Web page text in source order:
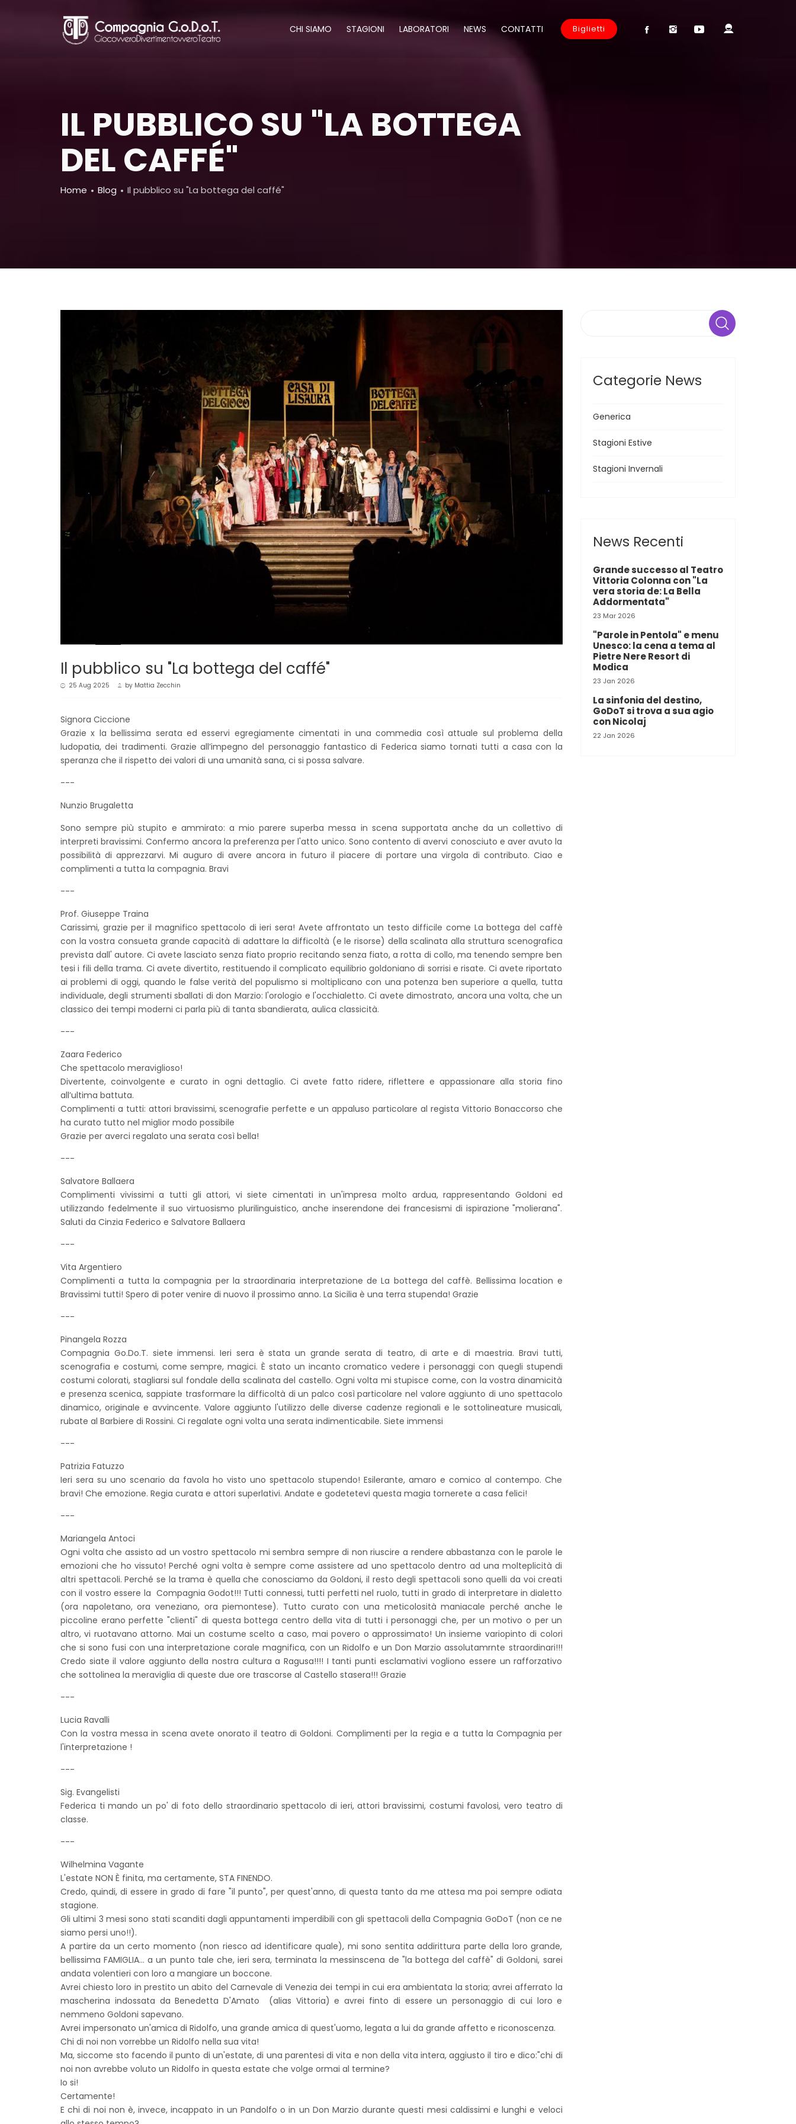
CHI SIAMO STAGIONI LABORATORI NEWS CONTATTI Biglietti
IL PUBBLICO SU "LA BOTTEGA
DEL CAFFÉ"
Breadcrumb
Home Blog Il pubblico su "La bottega del caffé"
Il pubblico su "La bottega del caffé"
25 Aug 2025 by Mattia Zecchin
Signora Ciccione
Grazie x la bellissima serata ed esservi egregiamente cimentati in una commedia così attuale sul problema della
ludopatia, dei tradimenti. Grazie all’impegno del personaggio fantastico di Federica siamo tornati tutti a casa con la
speranza che il rispetto dei valori di una umanità sana, ci si possa salvare.
---
Nunzio Brugaletta
Sono sempre più stupito e ammirato: a mio parere superba messa in scena supportata anche da un collettivo di
interpreti bravissimi. Confermo ancora la preferenza per l'atto unico. Sono contento di avervi conosciuto e aver avuto la
possibilità di apprezzarvi. Mi auguro di avere ancora in futuro il piacere di portare una virgola di contributo. Ciao e
complimenti a tutta la compagnia. Bravi
---
Prof. Giuseppe Traina
Carissimi, grazie per il magnifico spettacolo di ieri sera! Avete affrontato un testo difficile come La bottega del caffè
con la vostra consueta grande capacità di adattare la difficoltà (e le risorse) della scalinata alla struttura scenografica
prevista dall' autore. Ci avete lasciato senza fiato proprio recitando senza fiato, a rotta di collo, ma tenendo sempre ben
tesi i fili della trama. Ci avete divertito, restituendo il complicato equilibrio goldoniano di sorrisi e risate. Ci avete riportato
ai problemi di oggi, quando le false verità del populismo si moltiplicano con una potenza ben superiore a quella, tutta
individuale, degli strumenti sballati di don Marzio: l'orologio e l'occhialetto. Ci avete dimostrato, ancora una volta, che un
classico dei tempi moderni ci parla più di tanta sbandierata, aulica classicità.
---
Zaara Federico
Che spettacolo meraviglioso!
Divertente, coinvolgente e curato in ogni dettaglio. Ci avete fatto ridere, riflettere e appassionare alla storia fino
all’ultima battuta.
Complimenti a tutti: attori bravissimi, scenografie perfette e un appaluso particolare al regista Vittorio Bonaccorso che
ha curato tutto nel miglior modo possibile
Grazie per averci regalato una serata così bella!
---
Salvatore Ballaera
Complimenti vivissimi a tutti gli attori, vi siete cimentati in un'impresa molto ardua, rappresentando Goldoni ed
utilizzando fedelmente il suo virtuosismo plurilinguistico, anche inserendone dei francesismi di ispirazione "molierana".
Saluti da Cinzia Federico e Salvatore Ballaera
---
Vita Argentiero
Complimenti a tutta la compagnia per la straordinaria interpretazione de La bottega del caffè. Bellissima location e
Bravissimi tutti! Spero di poter venire di nuovo il prossimo anno. La Sicilia è una terra stupenda! Grazie
---
Pinangela Rozza
Compagnia Go.Do.T. siete immensi. Ieri sera è stata un grande serata di teatro, di arte e di maestria. Bravi tutti,
scenografia e costumi, come sempre, magici. È stato un incanto cromatico vedere i personaggi con quegli stupendi
costumi colorati, stagliarsi sul fondale della scalinata del castello. Ogni volta mi stupisce come, con la vostra dinamicità
e presenza scenica, sappiate trasformare la difficoltà di un palco così particolare nel valore aggiunto di uno spettacolo
dinamico, originale e avvincente. Valore aggiunto l'utilizzo delle diverse cadenze regionali e le sottolineature musicali,
rubate al Barbiere di Rossini. Ci regalate ogni volta una serata indimenticabile. Siete immensi
---
Patrizia Fatuzzo
Ieri sera su uno scenario da favola ho visto uno spettacolo stupendo! Esilerante, amaro e comico al contempo. Che
bravi! Che emozione. Regia curata e attori superlativi. Andate e godetetevi questa magia tornerete a casa felici!
---
Mariangela Antoci
Ogni volta che assisto ad un vostro spettacolo mi sembra sempre di non riuscire a rendere abbastanza con le parole le
emozioni che ho vissuto! Perché ogni volta è sempre come assistere ad uno spettacolo dentro ad una molteplicità di
altri spettacoli. Perché se la trama è quella che conosciamo da Goldoni, il resto degli spettacoli sono quelli da voi creati
con il vostro essere la Compagnia Godot!!! Tutti connessi, tutti perfetti nel ruolo, tutti in grado di interpretare in dialetto
(ora napoletano, ora veneziano, ora piemontese). Tutto curato con una meticolosità maniacale perché anche le
piccoline erano perfette "clienti" di questa bottega centro della vita di tutti i personaggi che, per un motivo o per un
altro, vi ruotavano attorno. Mai un costume scelto a caso, mai povero o approssimato! Un insieme variopinto di colori
che si sono fusi con una interpretazione corale magnifica, con un Ridolfo e un Don Marzio assolutamrnte straordinari!!!
Credo siate il valore aggiunto della nostra cultura a Ragusa!!!! I tanti punti esclamativi vogliono essere un rafforzativo
che sottolinea la meraviglia di queste due ore trascorse al Castello stasera!!! Grazie
---
Lucia Ravalli
Con la vostra messa in scena avete onorato il teatro di Goldoni. Complimenti per la regia e a tutta la Compagnia per
l'interpretazione !
---
Sig. Evangelisti
Federica ti mando un po' di foto dello straordinario spettacolo di ieri, attori bravissimi, costumi favolosi, vero teatro di
classe.
---
Wilhelmina Vagante
L'estate NON È finita, ma certamente, STA FINENDO.
Credo, quindi, di essere in grado di fare "il punto", per quest'anno, di questa tanto da me attesa ma poi sempre odiata
stagione.
Gli ultimi 3 mesi sono stati scanditi dagli appuntamenti imperdibili con gli spettacoli della Compagnia GoDoT (non ce ne
siamo persi uno!!).
A partire da un certo momento (non riesco ad identificare quale), mi sono sentita addirittura parte della loro grande,
bellissima FAMIGLIA... a un punto tale che, ieri sera, terminata la messinscena de "la bottega del caffè" di Goldoni, sarei
andata volentieri con loro a mangiare un boccone.
Avrei chiesto loro in prestito un abito del Carnevale di Venezia dei tempi in cui era ambientata la storia; avrei afferrato la
mascherina indossata da Benedetta D'Amato (alias Vittoria) e avrei finto di essere un personaggio di cui loro e
nemmeno Goldoni sapevano.
Avrei impersonato un'amica di Ridolfo, una grande amica di quest'uomo, legata a lui da grande affetto e riconoscenza.
Chi di noi non vorrebbe un Ridolfo nella sua vita!
Ma, siccome sto facendo il punto di un'estate, di una parentesi di vita e non della vita intera, aggiusto il tiro e dico:"chi di
noi non avrebbe voluto un Ridolfo in questa estate che volge ormai al termine?
Io si!
Certamente!
E chi di noi non è, invece, incappato in un Pandolfo o in un Don Marzio durante questi mesi caldissimi e lunghi e veloci
Categorie News
Generica
Stagioni Estive
Stagioni Invernali
News Recenti
Grande successo al Teatro
Vittoria Colonna con "La
vera storia de: La Bella
Addormentata"
23 Mar 2026
"Parole in Pentola" e menu
Unesco: la cena a tema al
Pietre Nere Resort di
Modica
23 Jan 2026
La sinfonia del destino,
GoDoT si trova a sua agio
con Nicolaj
22 Jan 2026